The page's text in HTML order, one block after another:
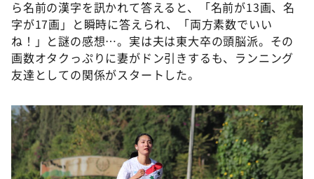
ら名前の漢字を訊かれて答えると、「名前が13画、名
字が17画」と瞬時に答えられ、「両方素数でいい
ね！」と謎の感想…。実は夫は東大卒の頭脳派。その
画数オタクっぷりに妻がドン引きするも、ランニング
友達としての関係がスタートした。